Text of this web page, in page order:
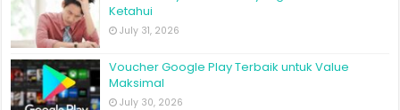
Ketahui
July 31, 2026
Voucher Google Play Terbaik untuk Value
Maksimal
July 30, 2026